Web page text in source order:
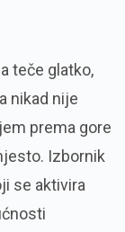
teče glatko,
nikad nije
prema gore
Izbornik
se aktivira